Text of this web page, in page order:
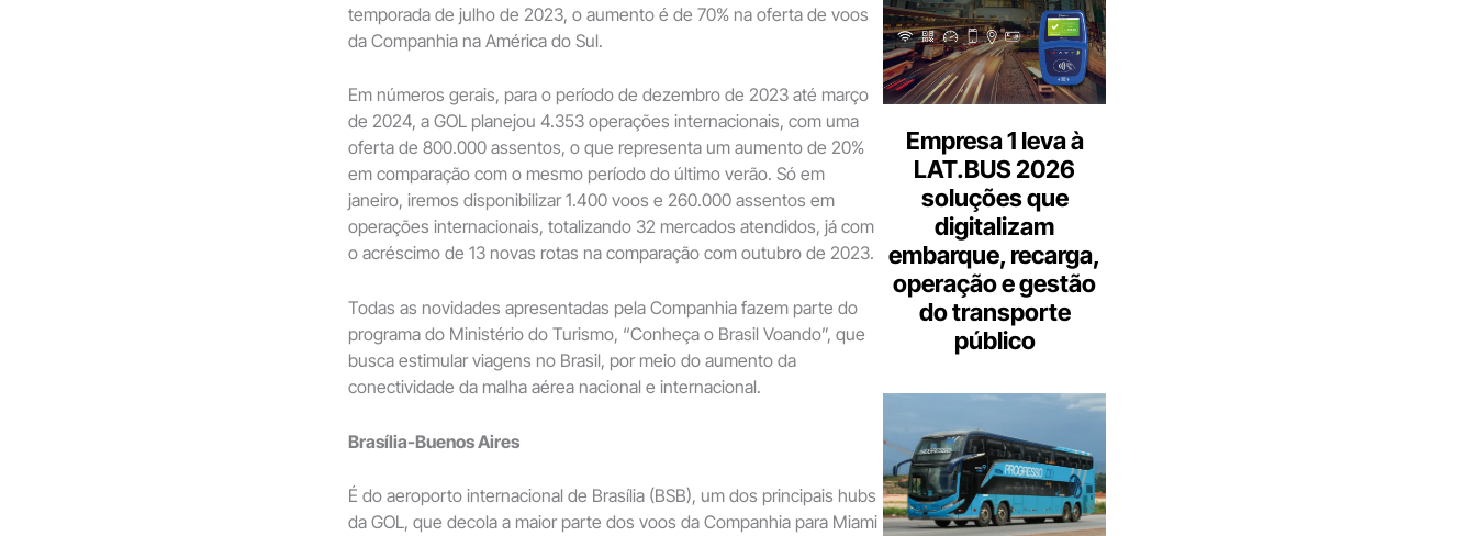
temporada de julho de 2023, o aumento é de 70% na oferta de voos
da Companhia na América do Sul.
Em números gerais, para o período de dezembro de 2023 até março
de 2024, a GOL planejou 4.353 operações internacionais, com uma
oferta de 800.000 assentos, o que representa um aumento de 20%
em comparação com o mesmo período do último verão. Só em
janeiro, iremos disponibilizar 1.400 voos e 260.000 assentos em
operações internacionais, totalizando 32 mercados atendidos, já com
o acréscimo de 13 novas rotas na comparação com outubro de 2023.
Todas as novidades apresentadas pela Companhia fazem parte do
programa do Ministério do Turismo, “Conheça o Brasil Voando”, que
busca estimular viagens no Brasil, por meio do aumento da
conectividade da malha aérea nacional e internacional.
Brasília-Buenos Aires
É do aeroporto internacional de Brasília (BSB), um dos principais hubs
da GOL, que decola a maior parte dos voos da Companhia para Miami
Empresa 1 leva à
LAT.BUS 2026
soluções que
digitalizam
embarque, recarga,
operação e gestão
do transporte
público